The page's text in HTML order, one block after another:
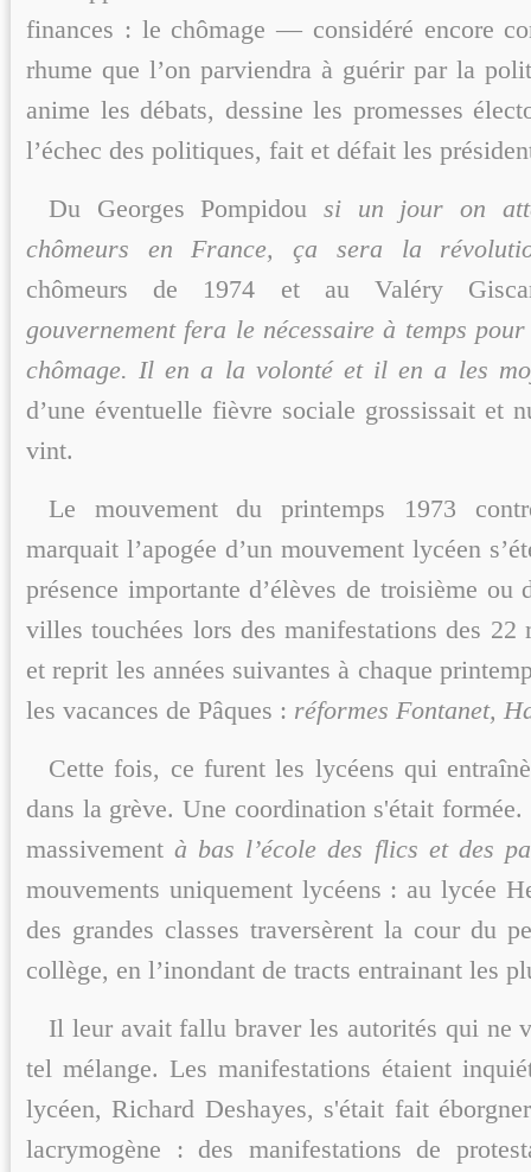
finances : le chômage — considéré encore
rhume que l’on parviendra à guérir par la
anime les débats, dessine les promesses
l’échec des politiques, fait et défait les
Du Georges Pompidou si un jour on
chômeurs en France, ça sera la
chômeurs de 1974 et au Valéry
gouvernement fera le nécessaire à temps
chômage. Il en a la volonté et il en a les
d’une éventuelle fièvre sociale grossissait et
vint.
Le mouvement du printemps 1973
marquait l’apogée d’un mouvement lycéen
présence importante d’élèves de troisième ou
villes touchées lors des manifestations des
et reprit les années suivantes à chaque
les vacances de Pâques : réformes Fontanet,
Cette fois, ce furent les lycéens qui
dans la grève. Une coordination s'était
massivementà bas l’école des flics et des
mouvements uniquement lycéens : au lycée
des grandes classes traversèrent la cour du
collège, en l’inondant de tracts entrainant les
Il leur avait fallu braver les autorités qui ne
tel mélange. Les manifestations étaient
lycéen, Richard Deshayes, s'était fait
lacrymogène : des manifestations de